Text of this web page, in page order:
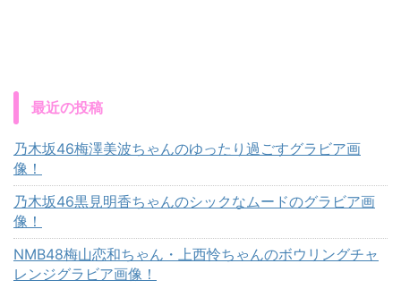
最近の投稿
乃木坂46梅澤美波ちゃんのゆったり過ごすグラビア画
像！
乃木坂46黒見明香ちゃんのシックなムードのグラビア画
像！
NMB48梅山恋和ちゃん・上西怜ちゃんのボウリングチャ
レンジグラビア画像！